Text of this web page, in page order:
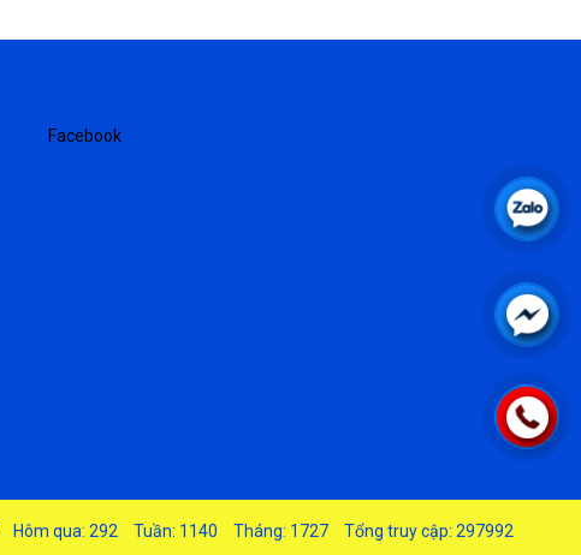
Facebook
Hôm qua: 292 Tuần: 1140 Tháng: 1727 Tổng truy cập: 297992